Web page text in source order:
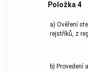
Položka4
a) Ověření
rejstříků, z
b) Provedení